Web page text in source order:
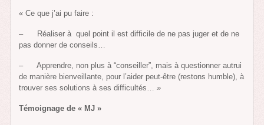
« Ce que j’ai pu faire :
– Réaliser à quel point il est difficile de ne pas juger et de ne
pas donner de conseils…
– Apprendre, non plus à “conseiller”, mais à questionner autrui
de manière bienveillante, pour l’aider peut-être (restons humble), à
trouver ses solutions à ses difficultés…
»
Témoignage de « MJ »